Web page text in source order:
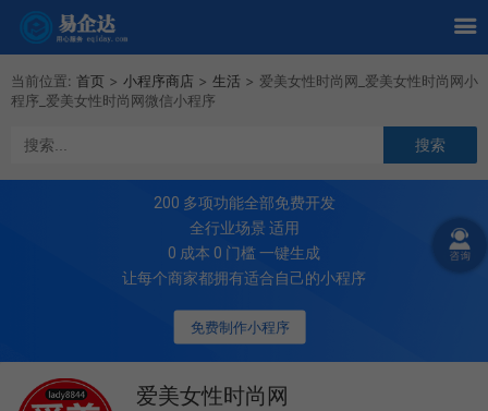
当前位置: 首页 > 小程序商店 > 生活 > 爱美女性时尚网_爱美女性时尚网小
程序_爱美女性时尚网微信小程序
免费制作小程序
200 多项功能全部免费开发
全行业场景 适用
0 成本 0 门槛 一键生成
让每个商家都拥有适合自己的小程序
爱美女性时尚网